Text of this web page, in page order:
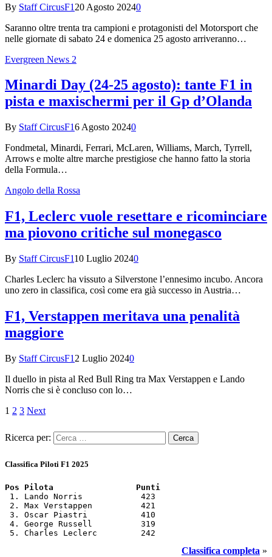
By Staff CircusF1 20 Agosto 20240
Saranno oltre trenta tra campioni e protagonisti del Motorsport che
nelle giornate di sabato 24 e domenica 25 agosto arriveranno…
Evergreen News 2
Minardi Day (24-25 agosto): tante F1 in
pista e maxischermi per il Gp d’Olanda
By Staff CircusF16 Agosto 20240
Fondmetal, Minardi, Ferrari, McLaren, Williams, March, Tyrrell,
Arrows e molte altre marche prestigiose che hanno fatto la storia
della Formula…
Angolo della Rossa
F1, Leclerc vuole resettare e ricominciare
ma piovono critiche sul monegasco
By Staff CircusF110 Luglio 20240
Charles Leclerc ha vissuto a Silverstone l’ennesimo incubo. Ancora
uno zero in classifica, così come era già successo in Austria…
F1, Verstappen meritava una penalità
maggiore
By Staff CircusF1 2 Luglio 20240
Il duello in pista al Red Bull Ring tra Max Verstappen e Lando
Norris che si è concluso con lo…
1 2 3 Next
Ricerca per:
Classifica Piloti F1 2025
Pos Pilota                 Punti
1. Lando Norris            423
2. Max Verstappen          421
3. Oscar Piastri           410
4. George Russell          319
5. Charles Leclerc         242
Classifica completa »